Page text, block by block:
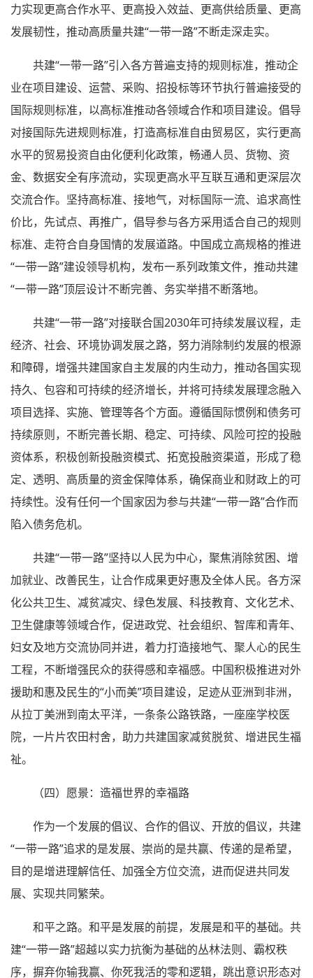
力实现更高合作水平、更高投入效益、更高供给质量、更高
发展韧性，推动高质量共建“一带一路”不断走深走实。
共建“一带一路”引入各方普遍支持的规则标准，推动企
业在项目建设、运营、采购、招投标等环节执行普遍接受的
国际规则标准，以高标准推动各领域合作和项目建设。倡导
对接国际先进规则标准，打造高标准自由贸易区，实行更高
水平的贸易投资自由化便利化政策，畅通人员、货物、资
金、数据安全有序流动，实现更高水平互联互通和更深层次
交流合作。坚持高标准、接地气，对标国际一流、追求高性
价比，先试点、再推广，倡导参与各方采用适合自己的规则
标准、走符合自身国情的发展道路。中国成立高规格的推进
“一带一路”建设领导机构，发布一系列政策文件，推动共建
“一带一路”顶层设计不断完善、务实举措不断落地。
共建“一带一路”对接联合国2030年可持续发展议程，走
经济、社会、环境协调发展之路，努力消除制约发展的根源
和障碍，增强共建国家自主发展的内生动力，推动各国实现
持久、包容和可持续的经济增长，并将可持续发展理念融入
项目选择、实施、管理等各个方面。遵循国际惯例和债务可
持续原则，不断完善长期、稳定、可持续、风险可控的投融
资体系，积极创新投融资模式、拓宽投融资渠道，形成了稳
定、透明、高质量的资金保障体系，确保商业和财政上的可
持续性。没有任何一个国家因为参与共建“一带一路”合作而
陷入债务危机。
共建“一带一路”坚持以人民为中心，聚焦消除贫困、增
加就业、改善民生，让合作成果更好惠及全体人民。各方深
化公共卫生、减贫减灾、绿色发展、科技教育、文化艺术、
卫生健康等领域合作，促进政党、社会组织、智库和青年、
妇女及地方交流协同并进，着力打造接地气、聚人心的民生
工程，不断增强民众的获得感和幸福感。中国积极推进对外
援助和惠及民生的“小而美”项目建设，足迹从亚洲到非洲，
从拉丁美洲到南太平洋，一条条公路铁路，一座座学校医
院，一片片农田村舍，助力共建国家减贫脱贫、增进民生福
祉。
（四）愿景：造福世界的幸福路
作为一个发展的倡议、合作的倡议、开放的倡议，共建
“一带一路”追求的是发展、崇尚的是共赢、传递的是希望，
目的是增进理解信任、加强全方位交流，进而促进共同发
展、实现共同繁荣。
和平之路。和平是发展的前提，发展是和平的基础。共
建“一带一路”超越以实力抗衡为基础的丛林法则、霸权秩
序，摒弃你输我赢、你死我活的零和逻辑，跳出意识形态对